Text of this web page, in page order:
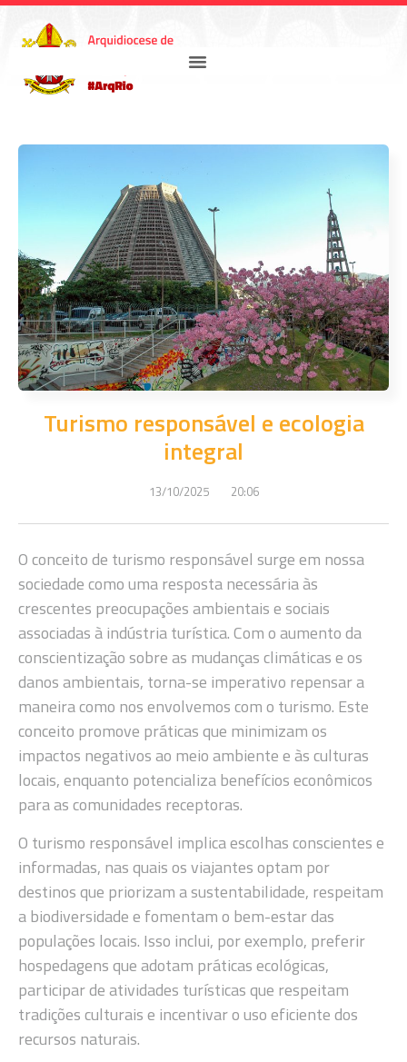
Turismo responsável e ecologia
integral
13/10/2025 20:06
O conceito de turismo responsável surge em nossa
sociedade como uma resposta necessária às
crescentes preocupações ambientais e sociais
associadas à indústria turística. Com o aumento da
conscientização sobre as mudanças climáticas e os
danos ambientais, torna-se imperativo repensar a
maneira como nos envolvemos com o turismo. Este
conceito promove práticas que minimizam os
impactos negativos ao meio ambiente e às culturas
locais, enquanto potencializa benefícios econômicos
para as comunidades receptoras.
O turismo responsável implica escolhas conscientes e
informadas, nas quais os viajantes optam por
destinos que priorizam a sustentabilidade, respeitam
a biodiversidade e fomentam o bem-estar das
populações locais. Isso inclui, por exemplo, preferir
hospedagens que adotam práticas ecológicas,
participar de atividades turísticas que respeitam
tradições culturais e incentivar o uso eficiente dos
recursos naturais.